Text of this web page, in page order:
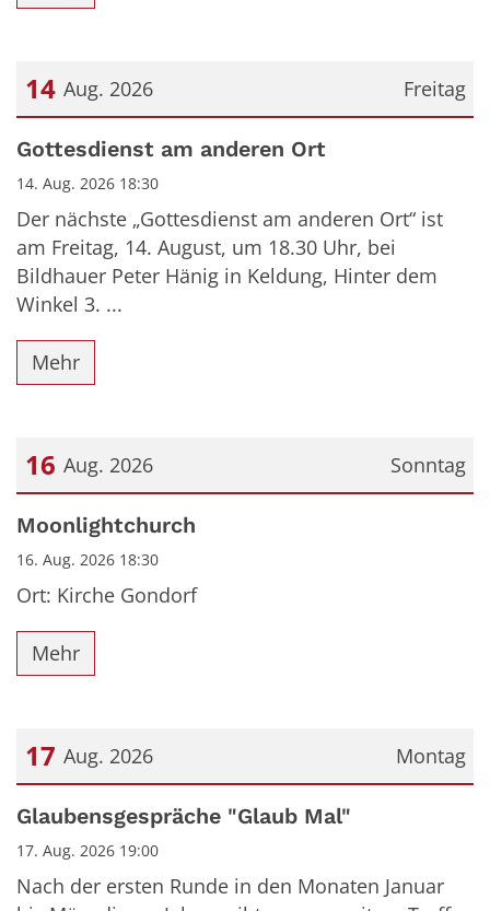
Freitag
14 Aug. 2026
Datum: 14. August 2026
Gottesdienst am anderen Ort
14. Aug. 2026 18:30
Der nächste „Gottesdienst am anderen Ort“ ist
am Freitag, 14. August, um 18.30 Uhr, bei
Bildhauer Peter Hänig in Keldung, Hinter dem
Winkel 3. ...
Mehr
Sonntag
16 Aug. 2026
Datum: 16. August 2026
Moonlightchurch
16. Aug. 2026 18:30
Ort: Kirche Gondorf
Mehr
Montag
17 Aug. 2026
Datum: 17. August 2026
Glaubensgespräche "Glaub Mal"
17. Aug. 2026 19:00
Nach der ersten Runde in den Monaten Januar